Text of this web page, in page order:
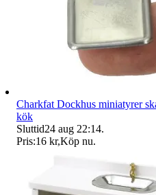
Charkfat Dockhus miniatyrer
kök
Sluttid24 aug 22:14.
Pris:16 kr,Köp nu.